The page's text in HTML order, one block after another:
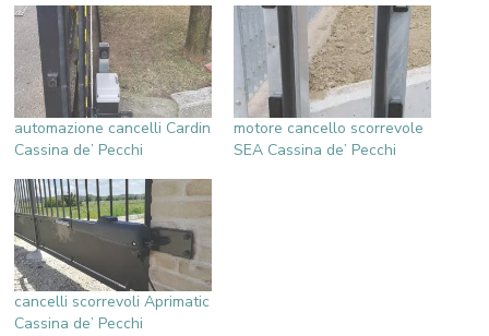
automazione cancelli Cardin
Cassina de’ Pecchi
motore cancello scorrevole
SEA Cassina de’ Pecchi
cancelli scorrevoli Aprimatic
Cassina de’ Pecchi